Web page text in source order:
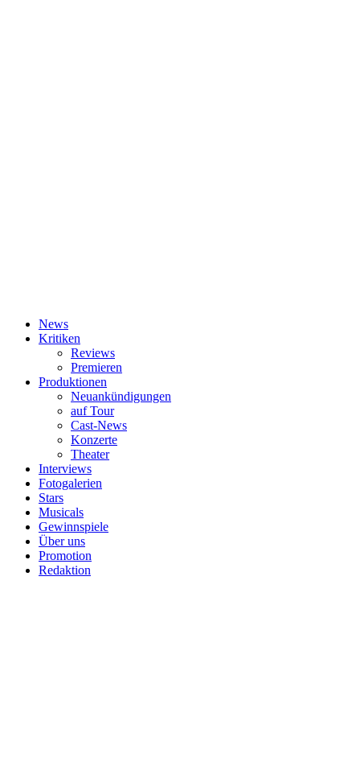
News
Kritiken
Reviews
Premieren
Produktionen
Neuankündigungen
auf Tour
Cast-News
Konzerte
Theater
Interviews
Fotogalerien
Stars
Musicals
Gewinnspiele
Über uns
Promotion
Redaktion